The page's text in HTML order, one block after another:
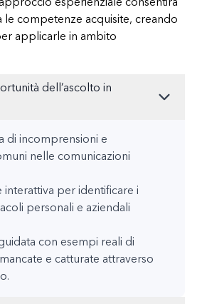
esperienziale consentirà
le competenze acquisite, creando
applicarle in ambito
dell’ascolto in
di incomprensioni e
nelle comunicazioni
interattiva per identificare i
personali e aziendali
con esempi reali di
e catturate attraverso